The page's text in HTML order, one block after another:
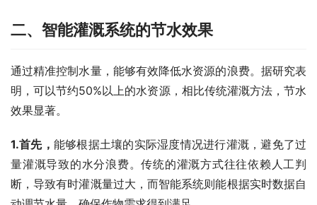
二、智能灌溉系统的节水效果
通过精准控制水量，能够有效降低水资源的浪费。据研究表
明，可以节约50%以上的水资源，相比传统灌溉方法，节水
效果显著。
1.首先， 能够根据土壤的实际湿度情况进行灌溉，避免了过
量灌溉导致的水分浪费。传统的灌溉方式往往依赖人工判
断，导致有时灌溉量过大，而智能系统则能根据实时数据自